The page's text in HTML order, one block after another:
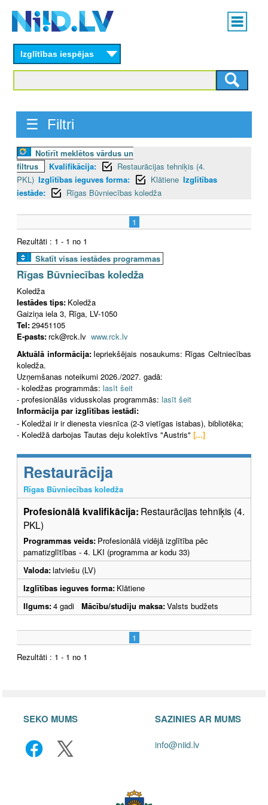
content
Main
menu
Izglītības iespējas
☰ Filtri
Notīrīt meklētos vārdus un
filtrus
Kvalifikācija:
Restaurācijas tehniķis (4.
PKL) Izglītības ieguves forma: Klātiene Izglītības
iestāde:
Rīgas Būvniecības koledža
1
Rezultāti : 1 - 1 no 1
Skatīt visas iestādes programmas
Rīgas Būvniecības koledža
Koledža
Iestādes tips: Koledža
Gaiziņa iela 3, Rīga, LV-1050
Tel:29451105
E-pasts: rck@rck.lv www.rck.lv
Aktuālā informācija: Iepriekšējais nosaukums: Rīgas Celtniecības
koledža.
Uzņemšanas noteikumi 2026./2027. gadā:
- koledžas programmās: lasīt šeit
- profesionālās vidusskolas programmās: lasīt šeit
Informācija par izglītības iestādi:
- Koledžai ir ir dienesta viesnīca (2-3 vietīgas istabas), bibliotēka;
- Koledžā darbojas Tautas deju kolektīvs "Austris" [...]
Restaurācija
Rīgas Būvniecības koledža
Profesionālā kvalifikācija: Restaurācijas tehniķis (4.
PKL)
Programmas veids: Profesionālā vidējā izglītība pēc
pamatizglītības - 4. LKI (programma ar kodu 33)
Valoda:latviešu (LV)
Izglītības ieguves forma: Klātiene
Ilgums:4 gadi Mācību/studiju maksa:Valsts budžets
1
Rezultāti : 1 - 1 no 1
SEKO MUMS SAZINIES AR MUMS
info@niid.lv